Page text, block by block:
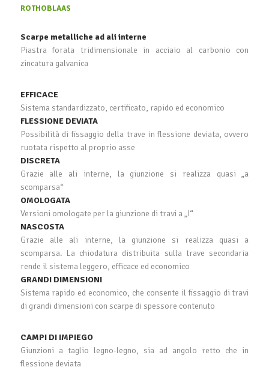
ROTHOBLAAS
Scarpe metalliche ad ali interne
Piastra forata tridimensionale in acciaio al carbonio con
zincatura galvanica
EFFICACE
Sistema standardizzato, certificato, rapido ed economico
FLESSIONE DEVIATA
Possibilità di fissaggio della trave in flessione deviata, ovvero
ruotata rispetto al proprio asse
DISCRETA
Grazie alle ali interne, la giunzione si realizza quasi „a
scomparsa“
OMOLOGATA
Versioni omologate per la giunzione di travi a „I“
NASCOSTA
Grazie alle ali interne, la giunzione si realizza quasi a
scomparsa. La chiodatura distribuita sulla trave secondaria
rende il sistema leggero, efficace ed economico
GRANDI DIMENSIONI
Sistema rapido ed economico, che consente il fissaggio di travi
di grandi dimensioni con scarpe di spessore contenuto
CAMPI DI IMPIEGO
Giunzioni a taglio legno-legno, sia ad angolo retto che in
flessione deviata